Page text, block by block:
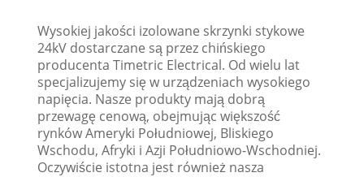
Wysokiej jakości izolowane skrzynki stykowe
24kV dostarczane są przez chińskiego
producenta Timetric Electrical. Od wielu lat
specjalizujemy się w urządzeniach wysokiego
napięcia. Nasze produkty mają dobrą
przewagę cenową, obejmując większość
rynków Ameryki Południowej, Bliskiego
Wschodu, Afryki i Azji Południowo-Wschodniej.
Oczywiście istotna jest również nasza